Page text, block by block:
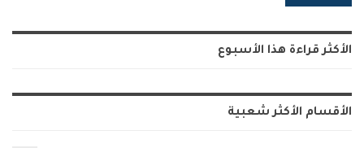
الأكثر قراءة هذا الأسبوع
الأقسام الأكثر شعبية